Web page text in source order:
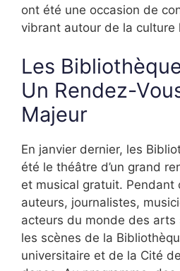
ont été une occasion de
vibrant autour de la culture
Les
Un Rendez-
Majeur
En janvier dernier, les
été le théâtre d’un grand
et musical gratuit. Pendant
auteurs, journalistes,
acteurs du monde des
les scènes de la
universitaire et de la Cité